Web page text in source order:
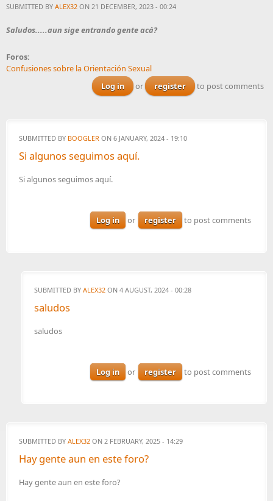
SUBMITTED BY ALEX32 ON 21 DECEMBER, 2023 - 00:24
Saludos.....aun sige entrando gente acá?
Foros:
Confusiones sobre la Orientación Sexual
Log in
or register to post comments
SUBMITTED BY BOOGLER ON 6 JANUARY, 2024 - 19:10
Si algunos seguimos aquí.
Si algunos seguimos aquí.
Log in or register to post comments
SUBMITTED BY ALEX32 ON 4 AUGUST, 2024 - 00:28
saludos
saludos
Log in or register to post comments
SUBMITTED BY ALEX32 ON 2 FEBRUARY, 2025 - 14:29
Hay gente aun en este foro?
Hay gente aun en este foro?